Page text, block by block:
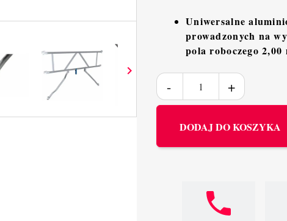

Uniwersalne
prowadzonych na
pola roboczego 2,00
DODAJ DO KOSZYKA